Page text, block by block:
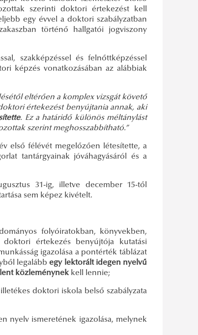
szerinti doktori értekezést kell
egy évvel a doktori szabályzatban
történő hallgatói jogviszony
szakképzéssel és felnőttképzéssel
képzés vonatkozásában az alábbiak
eltérően a komplex vizsgát követő
értekezést benyújtania annak, aki
. Ez a határidő különös méltánylást
szerint meghosszabbítható.”
első félévét megelőzően létesítette, a
tantárgyainak jóváhagyásáról és a
31-ig, illetve december 15-től
sem képez kivételt.
folyóiratokban, könyvekben,
értekezés benyújtója kutatási
igazolása a pontérték táblázat
legalábbegy lektorált idegen nyelvű
közleménynekkell lennie;
doktori iskola belső szabályzata
nyelv ismeretének igazolása, melynek